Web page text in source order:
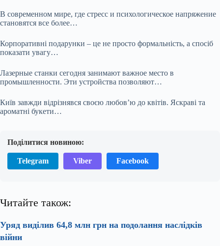
В современном мире, где стресс и психологическое напряжение
становятся все более…
Корпоративні подарунки – це не просто формальність, а спосіб
показати увагу…
Лазерные станки сегодня занимают важное место в
промышленности. Эти устройства позволяют…
Київ завжди відрізнявся своєю любов’ю до квітів. Яскраві та
ароматні букети…
Поділитися новиною:
Telegram Viber Facebook
Читайте також:
Уряд виділив 64,8 млн грн на подолання наслідків
війни